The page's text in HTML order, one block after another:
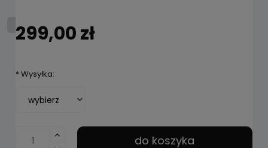
299,00 zł
*Wysyłka:
do koszyka